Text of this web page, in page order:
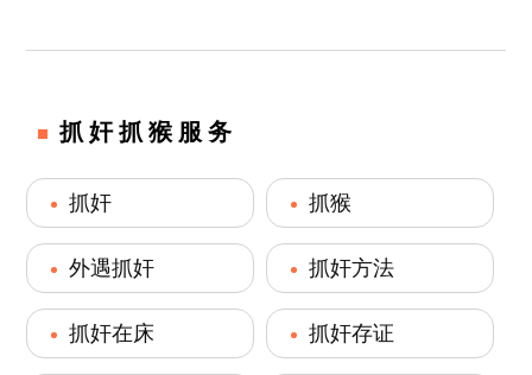
抓奸抓猴服务
抓奸 抓猴
外遇抓奸 抓奸方法
抓奸在床 抓奸存证